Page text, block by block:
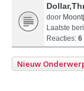
door
Laatste
Reacties: 6
Nieuw